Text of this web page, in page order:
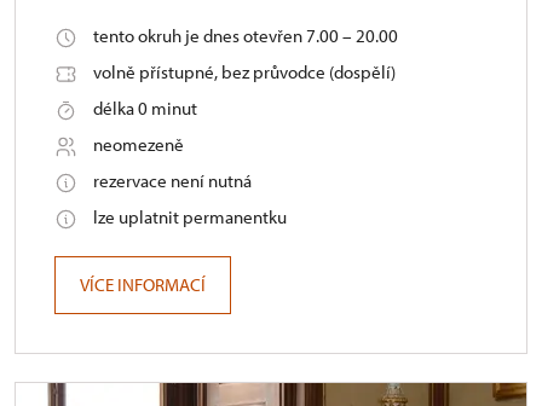
tento okruh je dnes otevřen 7.00 – 20.00
volně přístupné, bez průvodce (dospělí)
délka 0 minut
neomezeně
rezervace není nutná
lze uplatnit permanentku
VÍCE INFORMACÍ